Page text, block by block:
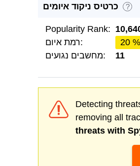
כרטיס ניקוד איומים ?
Popularity Rank:
רמת איום:
מחשבים נגועים:
11
Detecting
removing all
threats with